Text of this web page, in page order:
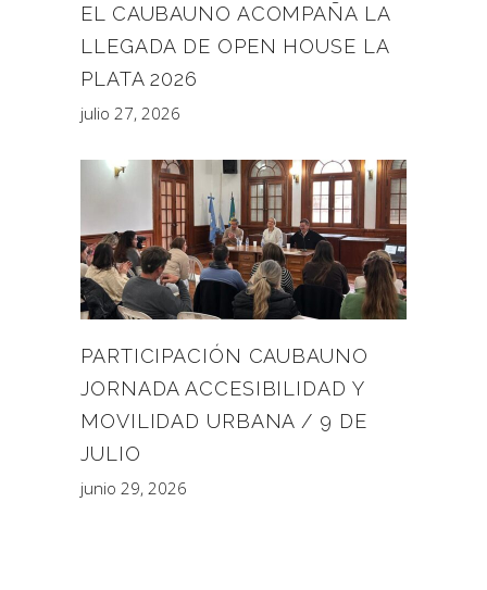
EL CAUBAUNO ACOMPAÑA LA
LLEGADA DE OPEN HOUSE LA
PLATA 2026
julio 27, 2026
PARTICIPACIÓN CAUBAUNO
JORNADA ACCESIBILIDAD Y
MOVILIDAD URBANA / 9 DE
JULIO
junio 29, 2026